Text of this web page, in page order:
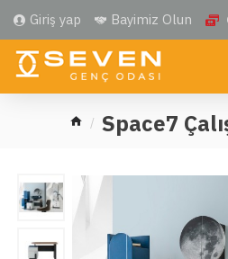
Giriş yap Bayimiz Olun
Space7